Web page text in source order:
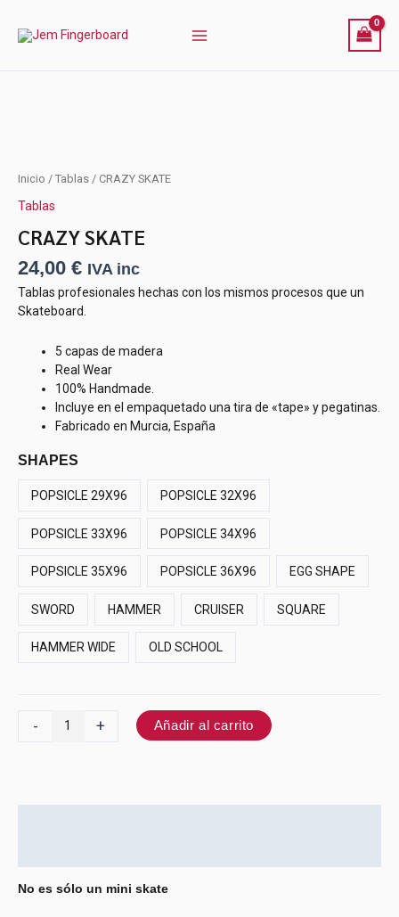
contenido
Inicio / Tablas / CRAZY SKATE
Tablas
CRAZY SKATE
24,00 € IVA inc
Tablas profesionales hechas con los mismos procesos que un
Skateboard.
5 capas de madera
Real Wear
100% Handmade.
Incluye en el empaquetado una tira de «tape» y pegatinas.
Fabricado en Murcia, España
SHAPES
POPSICLE 29X96 POPSICLE 32X96
POPSICLE 33X96 POPSICLE 34X96
POPSICLE 35X96 POPSICLE 36X96 EGG SHAPE
SWORD HAMMER CRUISER SQUARE
HAMMER WIDE OLD SCHOOL
-
CRAZY
cantidad
+ Añadir al carrito
No es sólo un mini skate